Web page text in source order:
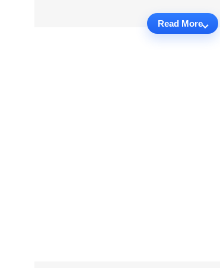
Read More